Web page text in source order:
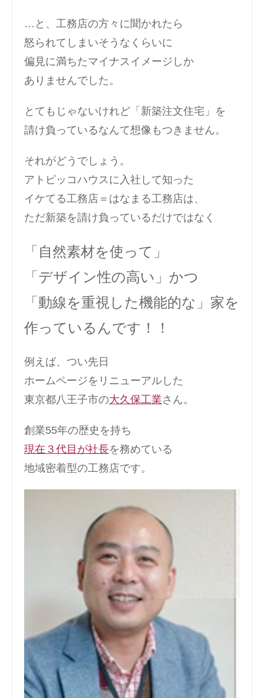
…と、工務店の方々に聞かれたら
怒られてしまいそうなくらいに
偏見に満ちたマイナスイメージしか
ありませんでした。
とてもじゃないけれど「新築注文住宅」を
請け負っているなんて想像もつきません。
それがどうでしょう。
アトピッコハウスに入社して知った
イケてる工務店＝はなまる工務店は、
ただ新築を請け負っているだけではなく
「自然素材を使って」
「デザイン性の高い」かつ
「動線を重視した機能的な」家を
作っているんです！！
例えば、つい先日
ホームページをリニューアルした
東京都八王子市の大久保工業さん。
創業55年の歴史を持ち
現在３代目が社長を務めている
地域密着型の工務店です。